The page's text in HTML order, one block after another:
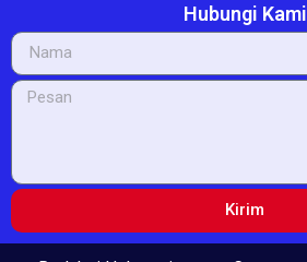
Hubungi Kami
Kirim